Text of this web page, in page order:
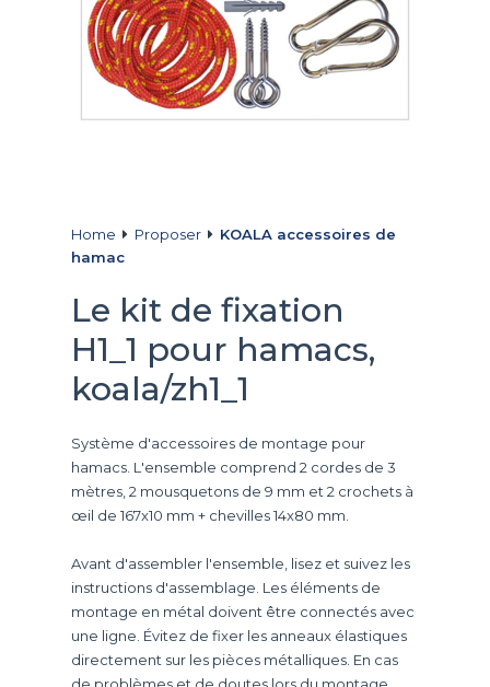
CONTACT
Home Proposer
KOALA accessoires de
hamac
Le kit de fixation
H1_1 pour hamacs,
koala/zh1_1
Système d'accessoires de montage pour
hamacs. L'ensemble comprend 2 cordes de 3
mètres, 2 mousquetons de 9 mm et 2 crochets à
œil de 167x10 mm + chevilles 14x80 mm.
Avant d'assembler l'ensemble, lisez et suivez les
instructions d'assemblage. Les éléments de
montage en métal doivent être connectés avec
une ligne. Évitez de fixer les anneaux élastiques
directement sur les pièces métalliques. En cas
de problèmes et de doutes lors du montage,